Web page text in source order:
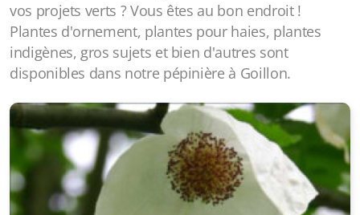
vos projets verts ? Vous êtes au bon endroit !
Plantes d'ornement, plantes pour haies, plantes
indigènes, gros sujets et bien d'autres sont
disponibles dans notre pépinière à Goillon.